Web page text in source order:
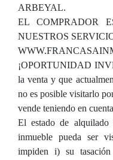
ARBEYAL.
EL COMPRADOR
NUESTROS
¡OPORTUNIDAD
la venta y que
no es posible visitarlo
vende teniendo en
El estado de
inmueble pueda ser
impiden i) su